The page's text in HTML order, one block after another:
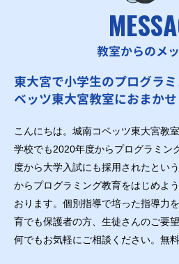
教室からのメ
東大宮で小学生のプログラ
ベッツ東大宮教室におまかせ
こんにちは。城南コベッツ東大宮教
学校でも2020年度からプログラミン
度から大学入試にも採用されたとい
からプログラミング教育をはじめよ
おります。個別指導で培った指導力
育でも保護者の方、生徒さんのご要
何でもお気軽にご相談ください。無